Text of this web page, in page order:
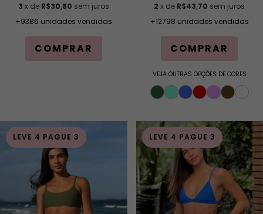
3 x de R$30,80 sem juros
+9386 unidades vendidas
COMPRAR
2 x de R$43,70 sem juros
+12798 unidades vendidas
COMPRAR
VEJA OUTRAS OPÇÕES DE CORES
LEVE 4 PAGUE 3 LEVE 4 PAGUE 3